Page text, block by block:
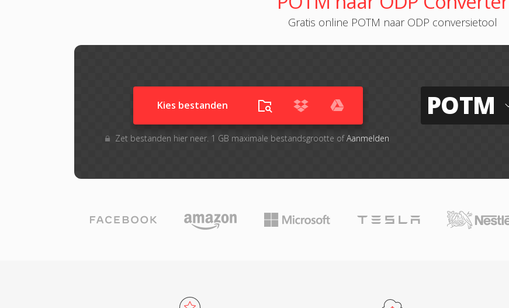
Gratis online POTM naar ODP conversietool
Kies bestanden
Zet bestanden hier neer. 1 GB maximale bestandsgrootte ofAanmelden
POTM